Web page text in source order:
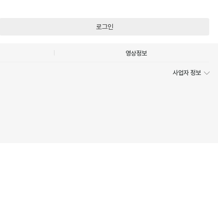
로그인
영상정보
사업자 정보